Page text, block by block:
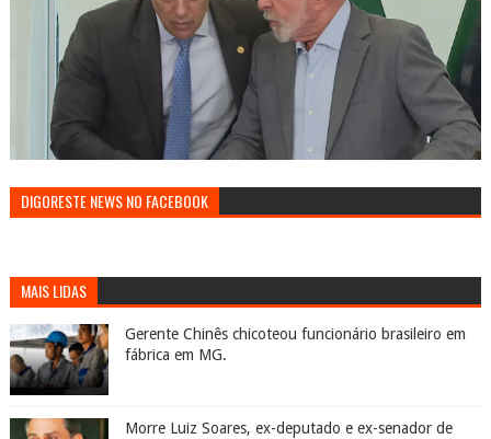
DIGORESTE NEWS NO FACEBOOK
MAIS LIDAS
Gerente Chinês chicoteou funcionário brasileiro em
fábrica em MG.
Morre Luiz Soares, ex-deputado e ex-senador de